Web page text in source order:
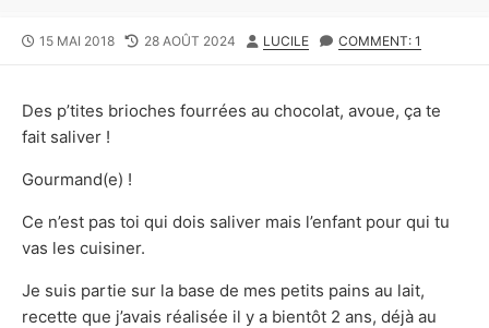
PUBLISHED
15 MAI 2018
LAST
28 AOÛT 2024 AUTHOR
LUCILE COMMENT: 1
Des p’tites brioches fourrées au chocolat, avoue, ça te
fait saliver !
Gourmand(e) !
Ce n’est pas toi qui dois saliver mais l’enfant pour qui tu
vas les cuisiner.
Je suis partie sur la base de mes petits pains au lait,
recette que j’avais réalisée il y a bientôt 2 ans, déjà au